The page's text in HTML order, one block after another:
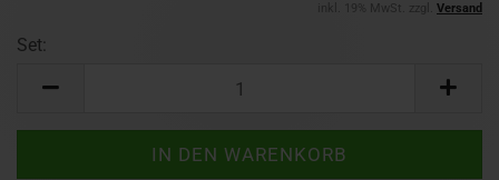
inkl. 19% MwSt. zzgl. Versand
Set: